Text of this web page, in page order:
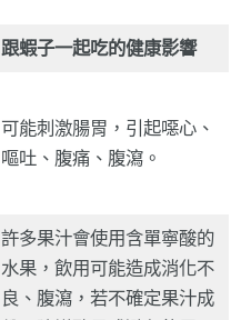
跟蝦子一起吃的健康影響
可能刺激腸胃，引起噁心、
嘔吐、腹痛、腹瀉。
許多果汁會使用含單寧酸的
水果，飲用可能造成消化不
良、腹瀉，若不確定果汁成